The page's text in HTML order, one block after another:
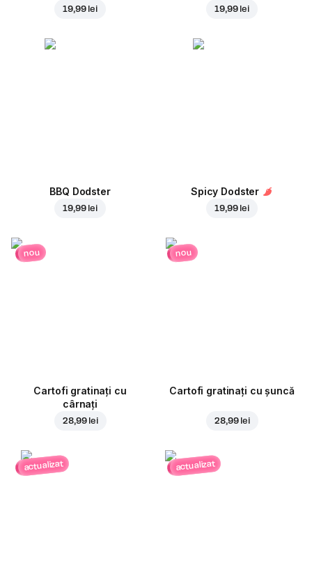
19,99 lei 19,99 lei
BBQ Dodster
19,99 lei
Spicy Dodster
19,99 lei
nou
Cartofi gratinați cu
cârnați
28,99 lei
nou
Cartofi gratinați cu șuncă
28,99 lei
actualizat actualizat